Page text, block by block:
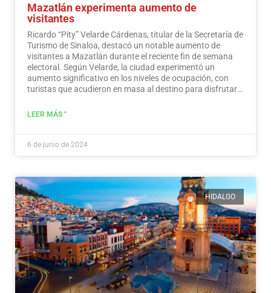
Mazatlán experimenta aumento de
visitantes
Ricardo “Pity” Velarde Cárdenas, titular de la Secretaría de
Turismo de Sinaloa, destacó un notable aumento de
visitantes a Mazatlán durante el reciente fin de semana
electoral. Según Velarde, la ciudad experimentó un
aumento significativo en los niveles de ocupación, con
turistas que acudieron en masa al destino para disfrutar
responsabilidad hacia la participación en el proceso
LEER MÁS "
6 de junio de 2024
HIDALGO